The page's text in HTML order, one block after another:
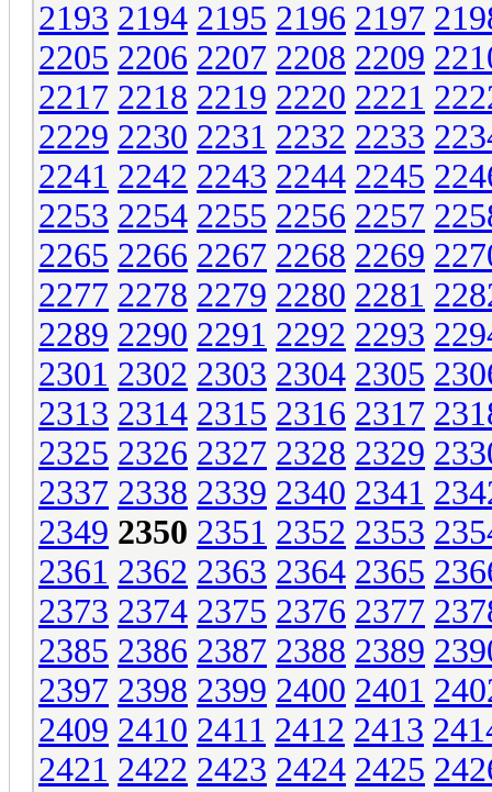
2193 2194 2195 2196 2197
2205 2206 2207 2208 2209
2217 2218 2219 2220 2221
2229 2230 2231 2232 2233
2241 2242 2243 2244 2245
2253 2254 2255 2256 2257
2265 2266 2267 2268 2269
2277 2278 2279 2280 2281
2289 2290 2291 2292 2293
2301 2302 2303 2304 2305
2313 2314 2315 2316 2317
2325 2326 2327 2328 2329
2337 2338 2339 2340 2341
2349 2350 2351 2352 2353
2361 2362 2363 2364 2365
2373 2374 2375 2376 2377
2385 2386 2387 2388 2389
2397 2398 2399 2400 2401
2409 2410 2411 2412 2413
2421 2422 2423 2424 2425